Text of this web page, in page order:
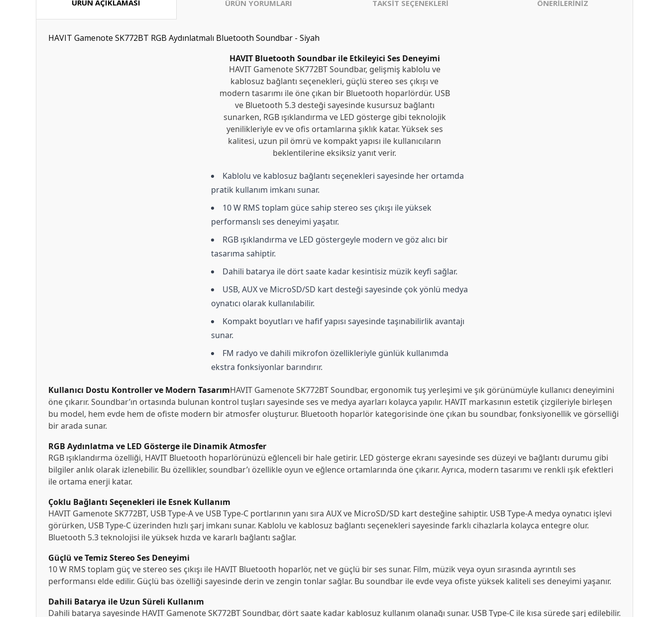
ÜRÜN AÇIKLAMASI ÜRÜN YORUMLARI TAKSİT SEÇENEKLERİ ÖNERİLERİNİZ
HAVIT Gamenote SK772BT RGB Aydınlatmalı Bluetooth Soundbar - Siyah
HAVIT Bluetooth Soundbar ile Etkileyici Ses Deneyimi
HAVIT Gamenote SK772BT Soundbar, gelişmiş kablolu ve
kablosuz bağlantı seçenekleri, güçlü stereo ses çıkışı ve
modern tasarımı ile öne çıkan bir Bluetooth hoparlördür. USB
ve Bluetooth 5.3 desteği sayesinde kusursuz bağlantı
sunarken, RGB ışıklandırma ve LED gösterge gibi teknolojik
yenilikleriyle ev ve ofis ortamlarına şıklık katar. Yüksek ses
kalitesi, uzun pil ömrü ve kompakt yapısı ile kullanıcıların
beklentilerine eksiksiz yanıt verir.
Kablolu ve kablosuz bağlantı seçenekleri sayesinde her ortamda
pratik kullanım imkanı sunar.
10 W RMS toplam güce sahip stereo ses çıkışı ile yüksek
performanslı ses deneyimi yaşatır.
RGB ışıklandırma ve LED göstergeyle modern ve göz alıcı bir
tasarıma sahiptir.
Dahili batarya ile dört saate kadar kesintisiz müzik keyfi sağlar.
USB, AUX ve MicroSD/SD kart desteği sayesinde çok yönlü medya
oynatıcı olarak kullanılabilir.
Kompakt boyutları ve hafif yapısı sayesinde taşınabilirlik avantajı
sunar.
FM radyo ve dahili mikrofon özellikleriyle günlük kullanımda
ekstra fonksiyonlar barındırır.
Kullanıcı Dostu Kontroller ve Modern TasarımHAVIT Gamenote SK772BT Soundbar, ergonomik tuş yerleşimi ve şık görünümüyle kullanıcı deneyimini
öne çıkarır. Soundbar’ın ortasında bulunan kontrol tuşları sayesinde ses ve medya ayarları kolayca yapılır. HAVIT markasının estetik çizgileriyle birleşen
bu model, hem evde hem de ofiste modern bir atmosfer oluşturur. Bluetooth hoparlör kategorisinde öne çıkan bu soundbar, fonksiyonellik ve görselliği
bir arada sunar.
RGB Aydınlatma ve LED Gösterge ile Dinamik Atmosfer
RGB ışıklandırma özelliği, HAVIT Bluetooth hoparlörünüzü eğlenceli bir hale getirir. LED gösterge ekranı sayesinde ses düzeyi ve bağlantı durumu gibi
bilgiler anlık olarak izlenebilir. Bu özellikler, soundbar’ı özellikle oyun ve eğlence ortamlarında öne çıkarır. Ayrıca, modern tasarımı ve renkli ışık efektleri
ile ortama enerji katar.
Çoklu Bağlantı Seçenekleri ile Esnek Kullanım
HAVIT Gamenote SK772BT, USB Type-A ve USB Type-C portlarının yanı sıra AUX ve MicroSD/SD kart desteğine sahiptir. USB Type-A medya oynatıcı işlevi
görürken, USB Type-C üzerinden hızlı şarj imkanı sunar. Kablolu ve kablosuz bağlantı seçenekleri sayesinde farklı cihazlarla kolayca entegre olur.
Bluetooth 5.3 teknolojisi ile yüksek hızda ve kararlı bağlantı sağlar.
Güçlü ve Temiz Stereo Ses Deneyimi
10 W RMS toplam güç ve stereo ses çıkışı ile HAVIT Bluetooth hoparlör, net ve güçlü bir ses sunar. Film, müzik veya oyun sırasında ayrıntılı ses
performansı elde edilir. Güçlü bas özelliği sayesinde derin ve zengin tonlar sağlar. Bu soundbar ile evde veya ofiste yüksek kaliteli ses deneyimi yaşanır.
Dahili Batarya ile Uzun Süreli Kullanım
Dahili batarya sayesinde HAVIT Gamenote SK772BT Soundbar, dört saate kadar kablosuz kullanım olanağı sunar. USB Type-C ile kısa sürede şarj edilebilir.